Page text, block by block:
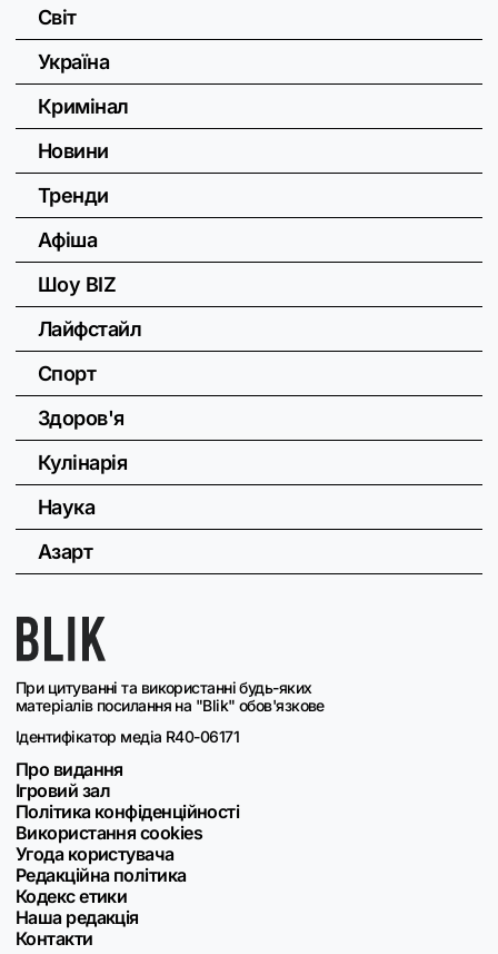
При цитуванні та використанні будь-яких
матеріалів посилання на "Blik" обов'язкове
Ідентифікатор медіа R40-06171
Про видання
Ігровий зал
Політика конфіденційності
Використання cookies
Угода користувача
Редакційна політика
Кодекс етики
Наша редакція
Контакти
Світ
Україна
Кримінал
Новини
Тренди
Афіша
Шоу BIZ
Лайфстайл
Спорт
Здоров'я
Кулінарія
Наука
Азарт